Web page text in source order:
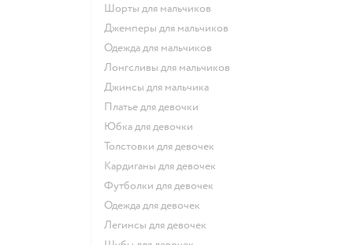
Шорты для мальчиков
Джемперы для мальчиков
Одежда для мальчиков
Лонгсливы для мальчиков
Джинсы для мальчика
Платье для девочки
Юбка для девочки
Толстовки для девочек
Кардиганы для девочек
Футболки для девочек
Одежда для девочек
Легинсы для девочек